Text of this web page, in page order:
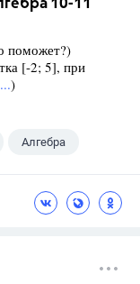
10-11
поможет?)
[-2; 5], при
)
Алгебра